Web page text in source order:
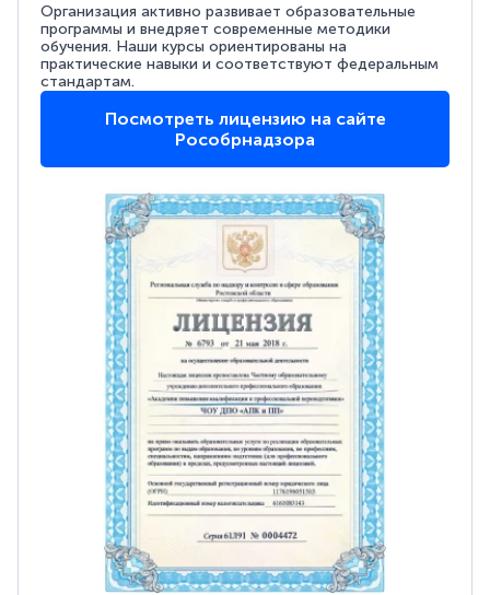
Организация активно развивает образовательные
программы и внедряет современные методики
обучения. Наши курсы ориентированы на
практические навыки и соответствуют федеральным
стандартам.
Посмотреть лицензию на сайте
Рособрнадзора